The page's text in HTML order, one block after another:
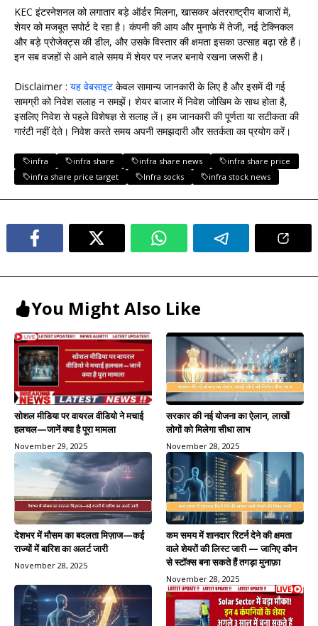
KEC इंटरनेशनल को लगातार बड़े ऑर्डर मिलना, खासकर अंतरराष्ट्रीय बाजारों में,
शेयर को मजबूत सपोर्ट दे रहा है। कंपनी की आय और मुनाफे में तेजी, नई टेक्निकल
और बड़े प्रोजेक्ट्स की डील, और उसके विस्तार की क्षमता इसका उत्साह बढ़ा रहे हैं।
इन सब वजहों से आने वाले समय में शेयर पर नजर बनाये रखना जरूरी है।
Disclaimer : यह वेबसाइट केवल सामान्य जानकारी के लिए है और इसमें दी गई
सामग्री को निवेश सलाह न समझें। शेयर बाजार में निवेश जोखिम के साथ होता है,
इसलिए निवेश से पहले विशेषज्ञ से सलाह लें। हम जानकारी की पूर्णता या सटीकता की
गारंटी नहीं देते। निवेश करते समय अपनी समझदारी और सतर्कता का प्रयोग करें।
infra infra share infra share news
infra share price
infra share price target
Infra socks infra stock news
You Might Also Like
सोशल मीडिया पर वायरल वीडियो ने मचाई
हलचल—जानें क्या है पूरा मामला
November 29, 2025
सरकार की नई योजना का ऐलान, लाखों
लोगों को मिलेगा सीधा लाभ
November 28, 2025
देशभर में मौसम का बदलता मिज़ाज—कई
राज्यों में बारिश का अलर्ट जारी
November 28, 2025
कम समय में शानदार रिटर्न देने की क्षमता
वाले शेयरों की लिस्ट जारी — जानिए कौन
से स्टॉक्स बना सकते हैं तगड़ा मुनाफ़ा
November 28, 2025